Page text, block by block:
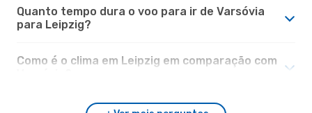
Quanto tempo dura o voo para ir de Varsóvia
para Leipzig?
Como é o clima em Leipzig em comparação com